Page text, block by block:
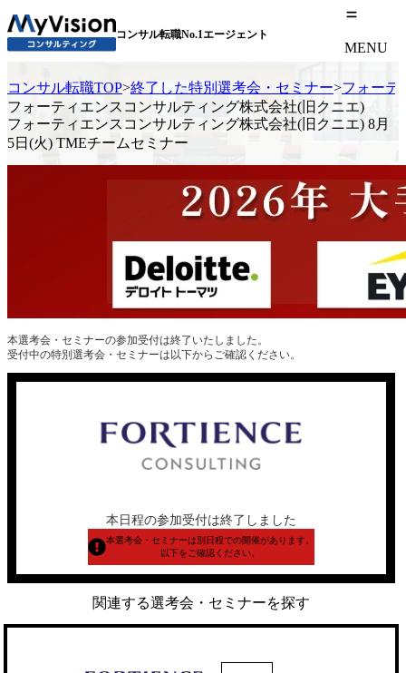
コンサル転職No.1エージェント
MENU
コンサル転職TOP>終了した特別選考会・セミナー>フォーテ
フォーティエンスコンサルティング株式会社(旧クニエ)
フォーティエンスコンサルティング株式会社(旧クニエ) 8月
5日(火) TMEチームセミナー
本選考会・セミナーの参加受付は終了いたしました。
受付中の特別選考会・セミナーは以下からご確認ください。
本日程の参加受付は終了しました
本選考会・セミナーは別日程での開催があります。
以下をご確認ください。
関連する選考会・セミナーを探す